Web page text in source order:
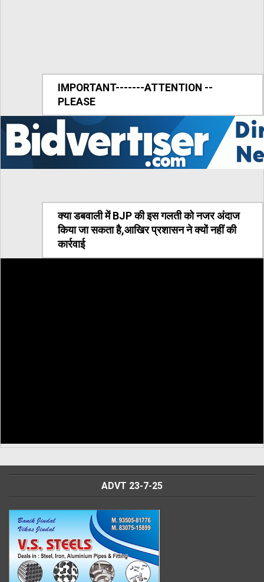
IMPORTANT-------ATTENTION --
PLEASE
क्या डबवाली में BJP की इस गलती को नजर अंदाज
किया जा सकता है,आखिर प्रशासन ने क्यों नहीं की
कार्रवाई
ADVT 23-7-25